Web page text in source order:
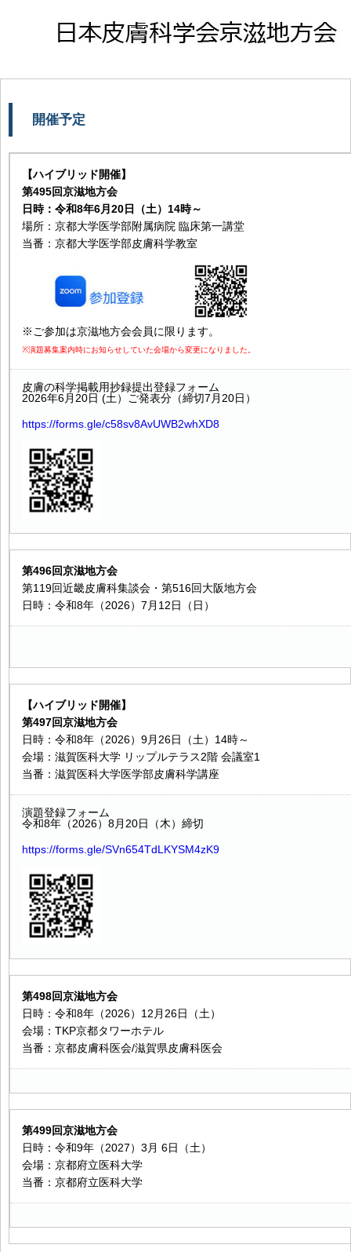
開催予定
【ハイブリッド開催】
第495回京滋地方会
日時：令和8年6月20日（土）14時～
場所：京都大学医学部附属病院 臨床第一講堂
当番：京都大学医学部皮膚科学教室
※ご参加は京滋地方会会員に限ります。
※演題募集案内時にお知らせしていた会場から変更になりました。
皮膚の科学掲載用抄録提出登録フォーム
2026年6月20日 (土）ご発表分（締切7月20日）
https://forms.gle/c58sv8AvUWB2whXD8
第496回京滋地方会
第119回近畿皮膚科集談会・第516回大阪地方会
日時：令和8年（2026）7月12日（日）
【ハイブリッド開催】
第497回京滋地方会
日時：令和8年（2026）9月26日（土）14時～
会場：滋賀医科大学 リップルテラス2階 会議室1
当番：滋賀医科大学医学部皮膚科学講座
演題登録フォーム
令和8年（2026）8月20日（木）締切
https://forms.gle/SVn654TdLKYSM4zK9
第498回京滋地方会
日時：令和8年（2026）12月26日（土）
会場：TKP京都タワーホテル
当番：京都皮膚科医会/滋賀県皮膚科医会
第499回京滋地方会
日時：令和9年（2027）3月 6日（土）
会場：京都府立医科大学
当番：京都府立医科大学